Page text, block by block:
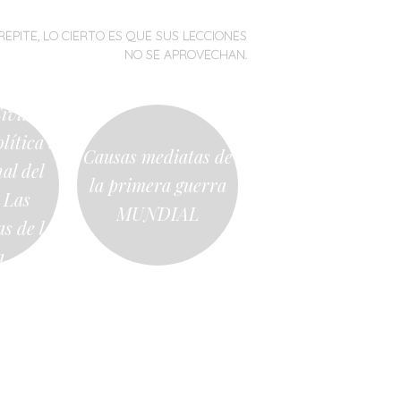
LO CIERTO ES QUE SUS LECCIONES
NO SE APROVECHAN.
la
e
del
de la
Causas mediatas de
la primera guerra
MUNDIAL